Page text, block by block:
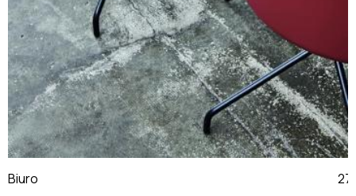
Biuro